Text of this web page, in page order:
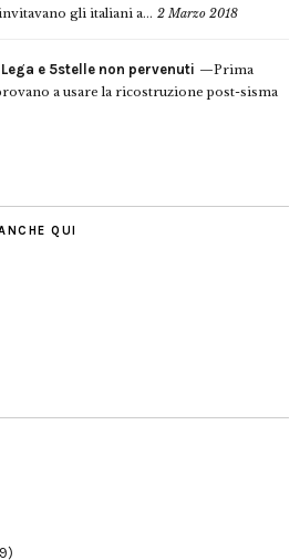
gli italiani a... 2 Marzo 2018
e 5stelle non pervenuti
Prima
a usare la ricostruzione post-sisma
QUI